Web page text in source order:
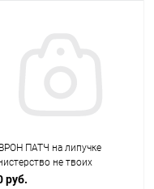
ПАТЧ на липучке
не твоих
дел D76 (Черный
руб.